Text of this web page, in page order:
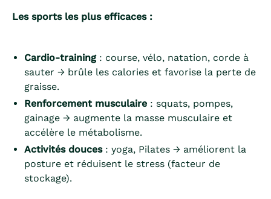
Les sports les plus efficaces :
Cardio-training: course, vélo, natation, corde à
sauter → brûle les calories et favorise la perte de
graisse.
Renforcement musculaire : squats, pompes,
gainage → augmente la masse musculaire et
accélère le métabolisme.
Activités douces: yoga, Pilates → améliorent la
posture et réduisent le stress (facteur de
stockage).